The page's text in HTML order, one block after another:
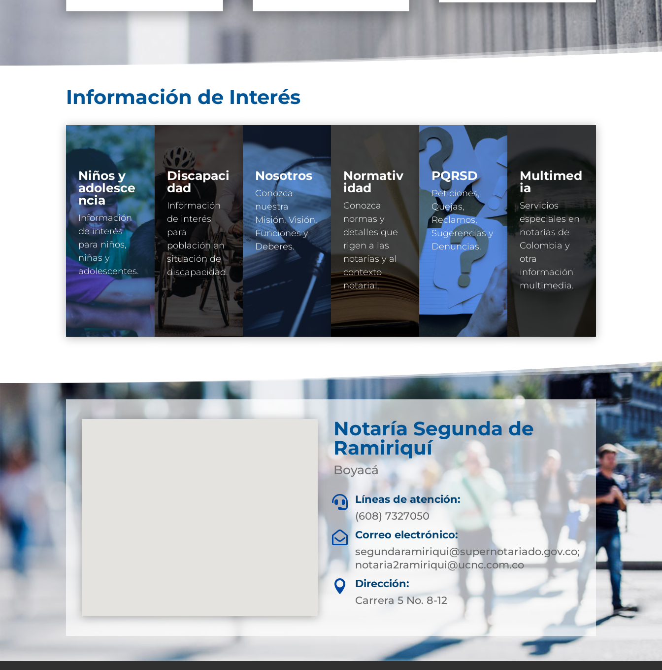
Información de Interés
Niños y
adolesce
ncia
Información
de interés
para niños,
niñas y
adolescentes.
Discapaci
dad
Información
de interés
para
población en
situación de
discapacidad.
Nosotros
Conozca
nuestra
Misión, Visión,
Funciones y
Deberes.
Normativ
idad
Conozca
normas y
detalles que
rigen a las
notarías y al
contexto
notarial.
PQRSD
Peticiones,
Quejas,
Reclamos,
Sugerencias y
Denuncias.
Multimed
ia
Servicios
especiales en
notarías de
Colombia y
otra
información
multimedia.
Notaría Segunda de
Ramiriquí
Boyacá

Líneas de atención:
(608) 7327050

Correo electrónico:
segundaramiriqui@supernotariado.gov.co;
notaria2ramiriqui@ucnc.com.co

Dirección:
Carrera 5 No. 8-12